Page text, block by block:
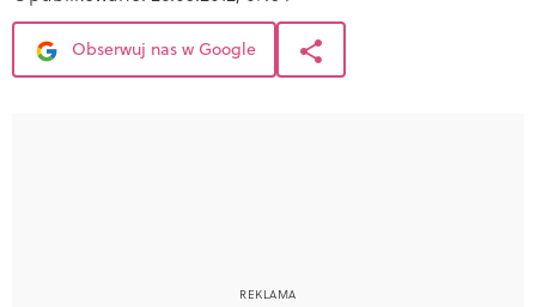
Obserwuj nas w Google